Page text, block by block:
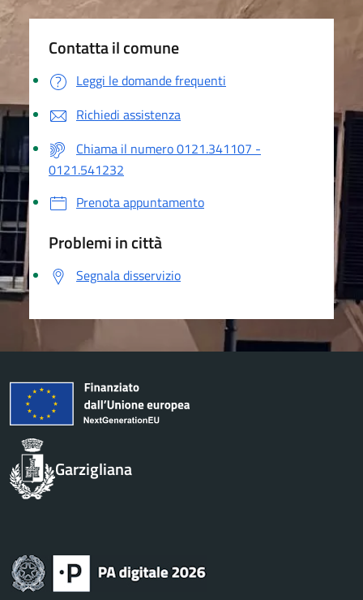
Contatta il comune
Leggi le domande frequenti
Richiedi assistenza
Chiama il numero 0121.341107 -
0121.541232
Prenota appuntamento
Problemi in città
Segnala disservizio
Garzigliana